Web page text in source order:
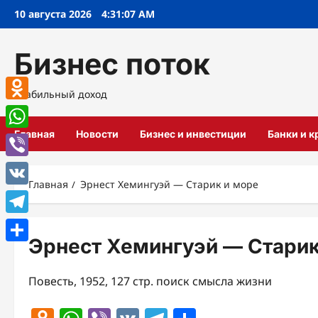
Перейти
10 августа 2026 4:31:08 AM
Бизнес поток
Стабильный доход
Главная Новости Бизнес и инвестиции Банки и
Главная Эрнест Хемингуэй — Старик и море
Эрнест Хемингуэй —
Повесть, 1952, 127 стр. поиск смысла жизни
Odnoklassniki
WhatsApp
Viber
VK
Telegram
Отправить